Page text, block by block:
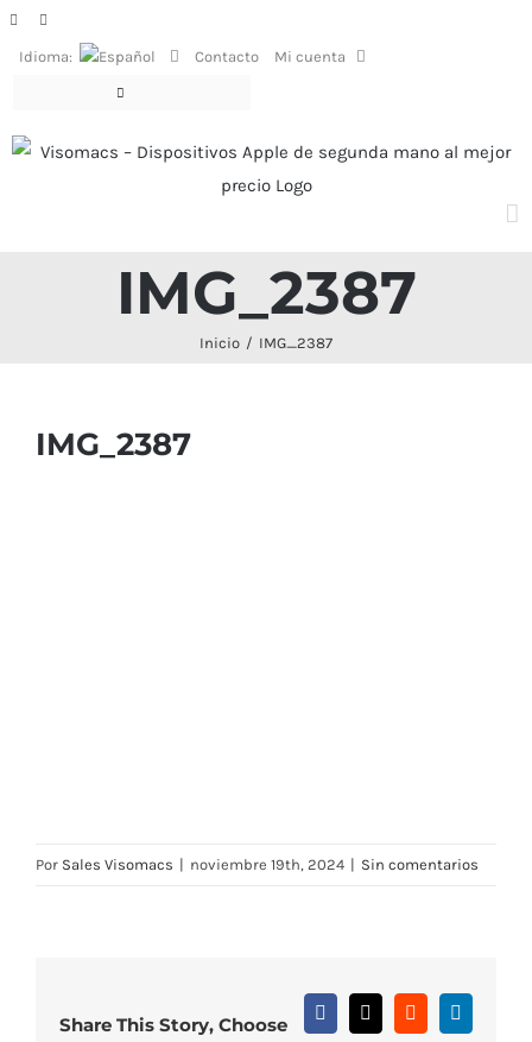
SaltarFacebook
Idioma: Contacto Mi cuenta
IMG_2387
Inicio IMG_2387
IMG_2387
Por Sales Visomacs | noviembre 19th, 2024 | Sin comentarios
Share This Story, Choose
Facebook
X RedditLinkedIn